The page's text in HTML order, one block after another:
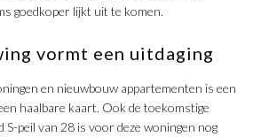
goedkoper lijkt uit te komen.
vormt een uitdaging
en nieuwbouw appartementen is een
haalbare kaart. Ook de toekomstige
S-peil van 28 is voor deze woningen nog